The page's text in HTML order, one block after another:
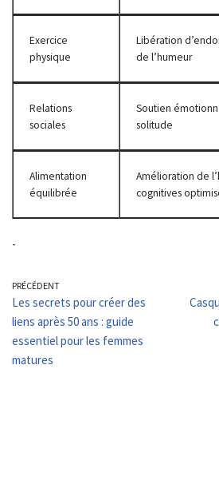
Exercice
physique
Libération
de l’humeur
Relations
sociales
Soutien
solitude
Alimentation
équilibrée
Amélioration de
cognitives
-
PRÉCÉDENT
Les secrets pour créer des
liens après 50 ans : guide
essentiel pour les femmes
matures